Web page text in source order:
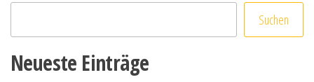
Suchen
Neueste Einträge